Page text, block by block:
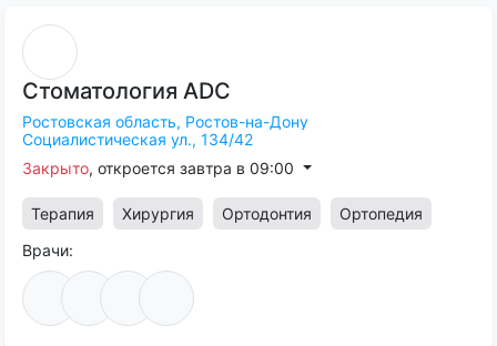
Стоматология ADC
Ростовская область, Ростов-на-Дону
Социалистическая ул., 134/42
Закрыто, откроется завтра в 09:00
Терапия Хирургия Ортодонтия
Ортопедия
Врачи: